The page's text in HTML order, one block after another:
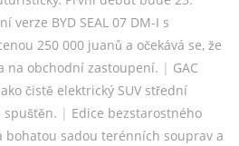
verze BYD SEAL 07 DM-I s
250 000 juanů a očekává se, že
na obchodní zastoupení. | GAC
čistě elektrický SUV střední
spuštěn. | Edice bezstarostného
bohatou sadou terénních souprav a